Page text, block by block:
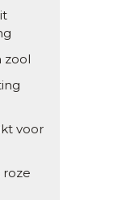
zool
voor